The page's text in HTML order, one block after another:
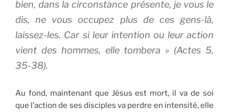
bien, dans la circonstance présente, je vous le
dis, ne vous occupez plus de ces gens-là,
laissez-les. Car si leur intention ou leur action
vient des hommes, elle tombera » (Actes 5,
35-38).
Au fond, maintenant que Jésus est mort, il va de soi
que l’action de ses disciples va perdre en intensité, elle